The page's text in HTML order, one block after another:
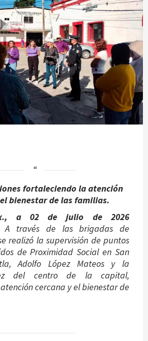
fortaleciendo la atención
bienestar de las familias.
a 02 de julio de 2026
A través de las brigadas de
realizó la supervisión de puntos
de Proximidad Social en San
Adolfo López Mateos y la
del centro de la capital,
cercana y el bienestar de